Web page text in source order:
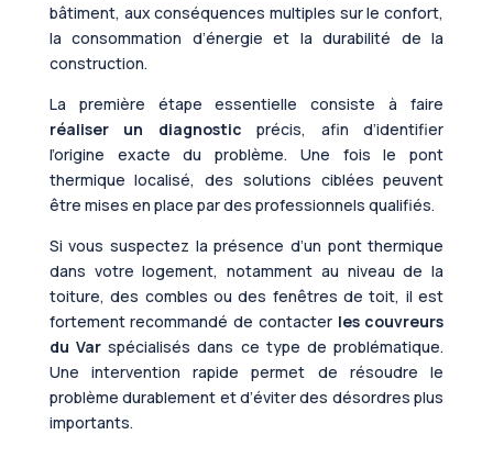
bâtiment, aux conséquences multiples sur le confort,
la consommation d’énergie et la durabilité de la
construction.
La première étape essentielle consiste à faire
réaliser un diagnostic précis, afin d’identifier
l’origine exacte du problème. Une fois le pont
thermique localisé, des solutions ciblées peuvent
être mises en place par des professionnels qualifiés.
Si vous suspectez la présence d’un pont thermique
dans votre logement, notamment au niveau de la
toiture, des combles ou des fenêtres de toit, il est
fortement recommandé de contacter les couvreurs
du Var spécialisés dans ce type de problématique.
Une intervention rapide permet de résoudre le
problème durablement et d’éviter des désordres plus
importants.